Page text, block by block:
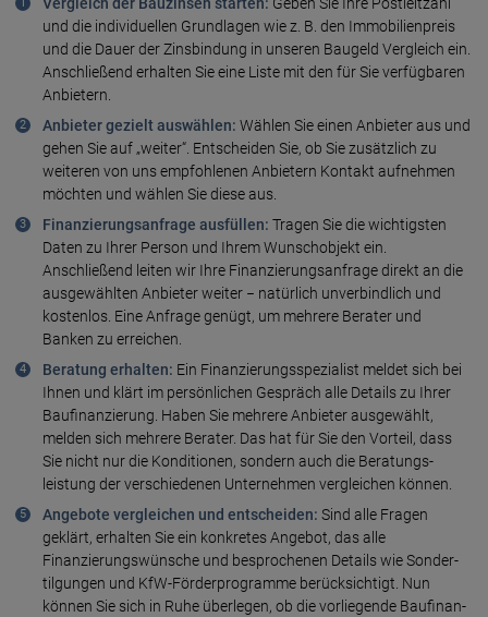
und die individuellen Grund­lagen wie z. B. den Immobilien­preis
und die Dauer der Zins­bindung in unseren Baugeld Vergleich ein.
Anschließend erhalten Sie eine Liste mit den für Sie verfügbaren
Anbietern.
Anbieter gezielt auswählen: Wählen Sie einen Anbieter aus und
gehen Sie auf „weiter“. Entscheiden Sie, ob Sie zusätzlich zu
weiteren von uns empfohlenen Anbietern Kontakt aufnehmen
möchten und wählen Sie diese aus.
Finanzierungsanfrage ausfüllen: Tragen Sie die wichtigsten
Daten zu Ihrer Person und Ihrem Wunsch­objekt ein.
Anschließend leiten wir Ihre Finanzierungs­anfrage direkt an die
ausgewählten Anbieter weiter − natürlich unverbindlich und
kostenlos. Eine Anfrage genügt, um mehrere Berater und
Banken zu erreichen.
Beratung erhalten: Ein Finanzierungs­spezialist meldet sich bei
Ihnen und klärt im persön­lichen Gespräch alle Details zu Ihrer
Bau­finanzierung. Haben Sie mehrere Anbieter ausgewählt,
melden sich mehrere Berater. Das hat für Sie den Vorteil, dass
Sie nicht nur die Konditionen, sondern auch die Beratungs­
leistung der verschiedenen Unternehmen vergleichen können.
Angebote vergleichen und entscheiden: Sind alle Fragen
geklärt, erhalten Sie ein konkretes Angebot, das alle
Finanzierungs­wünsche und besprochenen Details wie Sonder­
tilgungen und KfW-Förder­programme berücksichtigt. Nun
können Sie sich in Ruhe überlegen, ob die vorliegende Baufinan­